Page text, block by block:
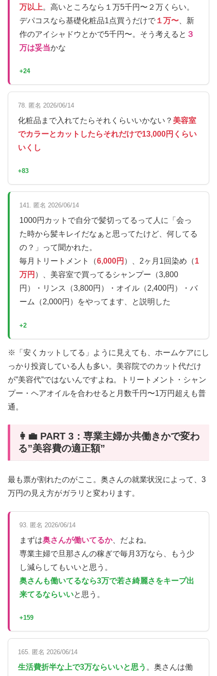
万以上。高いところなら１万5千円〜２万くらい。
デパコスなら基礎化粧品1点買うだけで １万〜 、新
作のアイシャドウとかで5千円〜。そう考えると ３
万は妥当かな
+24
78. 匿名 2026/06/14
化粧品まで入れてたらそれくらいいかない？ 美容室
でカラーとカットしたらそれだけで13,000円くらい
いくし
+83
141. 匿名 2026/06/14
1000円カットで自分で髪切ってるって人に「会っ
た時から髪キレイだなぁと思ってたけど、何してる
の？」って聞かれた。
毎月トリートメント（6,000円 ）、2ヶ月1回染め（1
万円 ）、美容室で買ってるシャンプー（3,800
円）・リンス（3,800円）・オイル（2,400円）・バ
ーム（2,000円）をやってます、と説明した
+2
※「安くカットしてる」ように見えても、ホームケアにし
っかり投資している人も多い。美容院でのカット代だけ
が”美容代”ではないんですよね。トリートメント・シャン
プー・ヘアオイルを合わせると月数千円〜1万円超えも普
通。
👩‍💼 PART 3：専業主婦か共働きかで変わ
る”美容費の適正額”
最も票が割れたのがここ。奥さんの就業状況によって、3
万円の見え方がガラリと変わります。
93. 匿名 2026/06/14
まずは奥さんが働いてるか、だよね。
専業主婦で旦那さんの稼ぎで毎月3万なら、もう少
し減らしてもいいと思う。
奥さんも働いてるなら3万で若さ綺麗さをキープ出
来てるならいいと思う。
+159
165. 匿名 2026/06/14
生活費折半な上で3万ならいいと思う 。奥さんは働